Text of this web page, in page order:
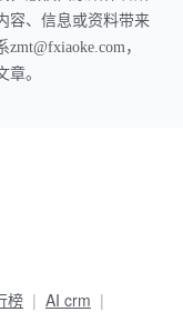
容、信息或资料带来
，
。
榜
AI crm